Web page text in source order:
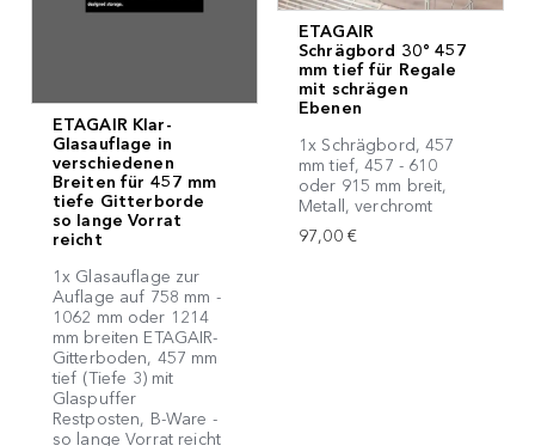
ETAGAIR Klar-
Glasauflage in
verschiedenen
Breiten für 457 mm
tiefe Gitterborde
so lange Vorrat
reicht
1x Glasauflage zur
Auflage auf 758 mm -
1062 mm oder 1214
mm breiten ETAGAIR-
Gitterboden, 457 mm
tief (Tiefe 3) mit
Glaspuffer
Restposten, B-Ware -
so lange Vorrat reicht
ETAGAIR
Schrägbord 30° 457
mm tief für Regale
mit schrägen
Ebenen
1x Schrägbord, 457
mm tief, 457 - 610
oder 915 mm breit,
Metall, verchromt
97,00 €